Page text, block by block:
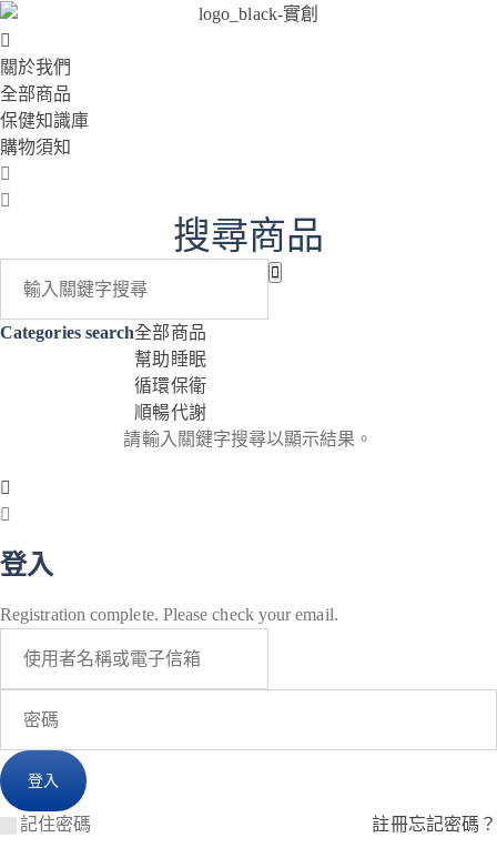
關於我們
全部商品
保健知識庫
購物須知
搜尋商品
Categories search全部商品
幫助睡眠
循環保衛
順暢代謝
請輸入關鍵字搜尋以顯示結果。
登入
Registration complete. Please check your email.
記住密碼 註冊忘記密碼？